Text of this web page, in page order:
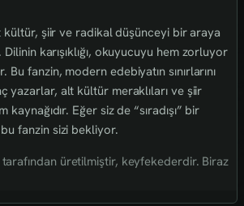
kültür, şiir ve radikal düşünceyi bir araya
karışıklığı, okuyucuyu hem zorluyor
fanzin, modern edebiyatın sınırlarını
yazarlar, alt kültür meraklıları ve şiir
Eğer siz de “sıradışı” bir
fanzin sizi bekliyor.
üretilmiştir, keyfekederdir. Biraz